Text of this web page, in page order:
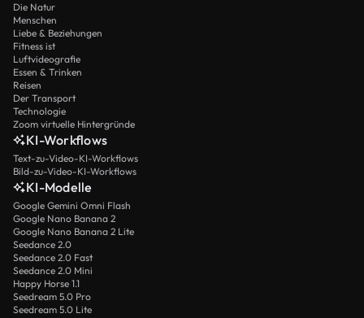
Die Natur
Menschen
Liebe & Beziehungen
Fitness ist
Luftvideografie
Essen & Trinken
Reisen
Der Transport
Technologie
Zoom virtuelle Hintergründe
KI-Workflows
Text-zu-Video-KI-Workflows
Bild-zu-Video-KI-Workflows
KI-Modelle
Google Gemini Omni Flash
Google Nano Banana 2
Google Nano Banana 2 Lite
Seedance 2.0
Seedance 2.0 Fast
Seedance 2.0 Mini
Happy Horse 1.1
Seedream 5.0 Pro
Seedream 5.0 Lite